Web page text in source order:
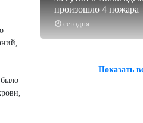
сегодня
произошло 4 пожара
Показать